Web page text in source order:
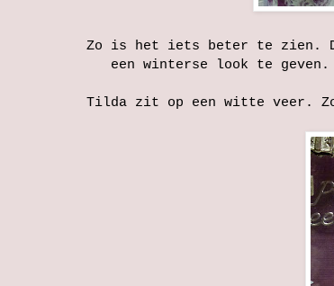
Zo is het iets beter te zien.
een winterse look te geven.
Tilda zit op een witte veer.